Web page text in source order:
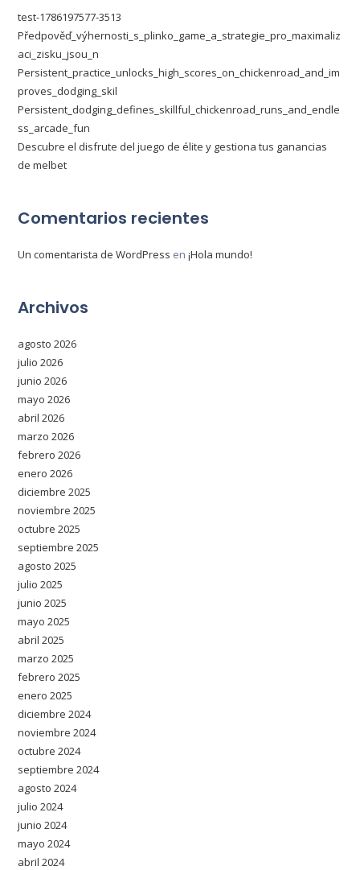
test-1786197577-3513
Předpověď_výhernosti_s_plinko_game_a_strategie_pro_maximaliz
aci_zisku_jsou_n
Persistent_practice_unlocks_high_scores_on_chickenroad_and_im
proves_dodging_skil
Persistent_dodging_defines_skillful_chickenroad_runs_and_endle
ss_arcade_fun
Descubre el disfrute del juego de élite y gestiona tus ganancias
de melbet
Comentarios recientes
Un comentarista de WordPress en¡Hola mundo!
Archivos
agosto 2026
julio 2026
junio 2026
mayo 2026
abril 2026
marzo 2026
febrero 2026
enero 2026
diciembre 2025
noviembre 2025
octubre 2025
septiembre 2025
agosto 2025
julio 2025
junio 2025
mayo 2025
abril 2025
marzo 2025
febrero 2025
enero 2025
diciembre 2024
noviembre 2024
octubre 2024
septiembre 2024
agosto 2024
julio 2024
junio 2024
mayo 2024
abril 2024